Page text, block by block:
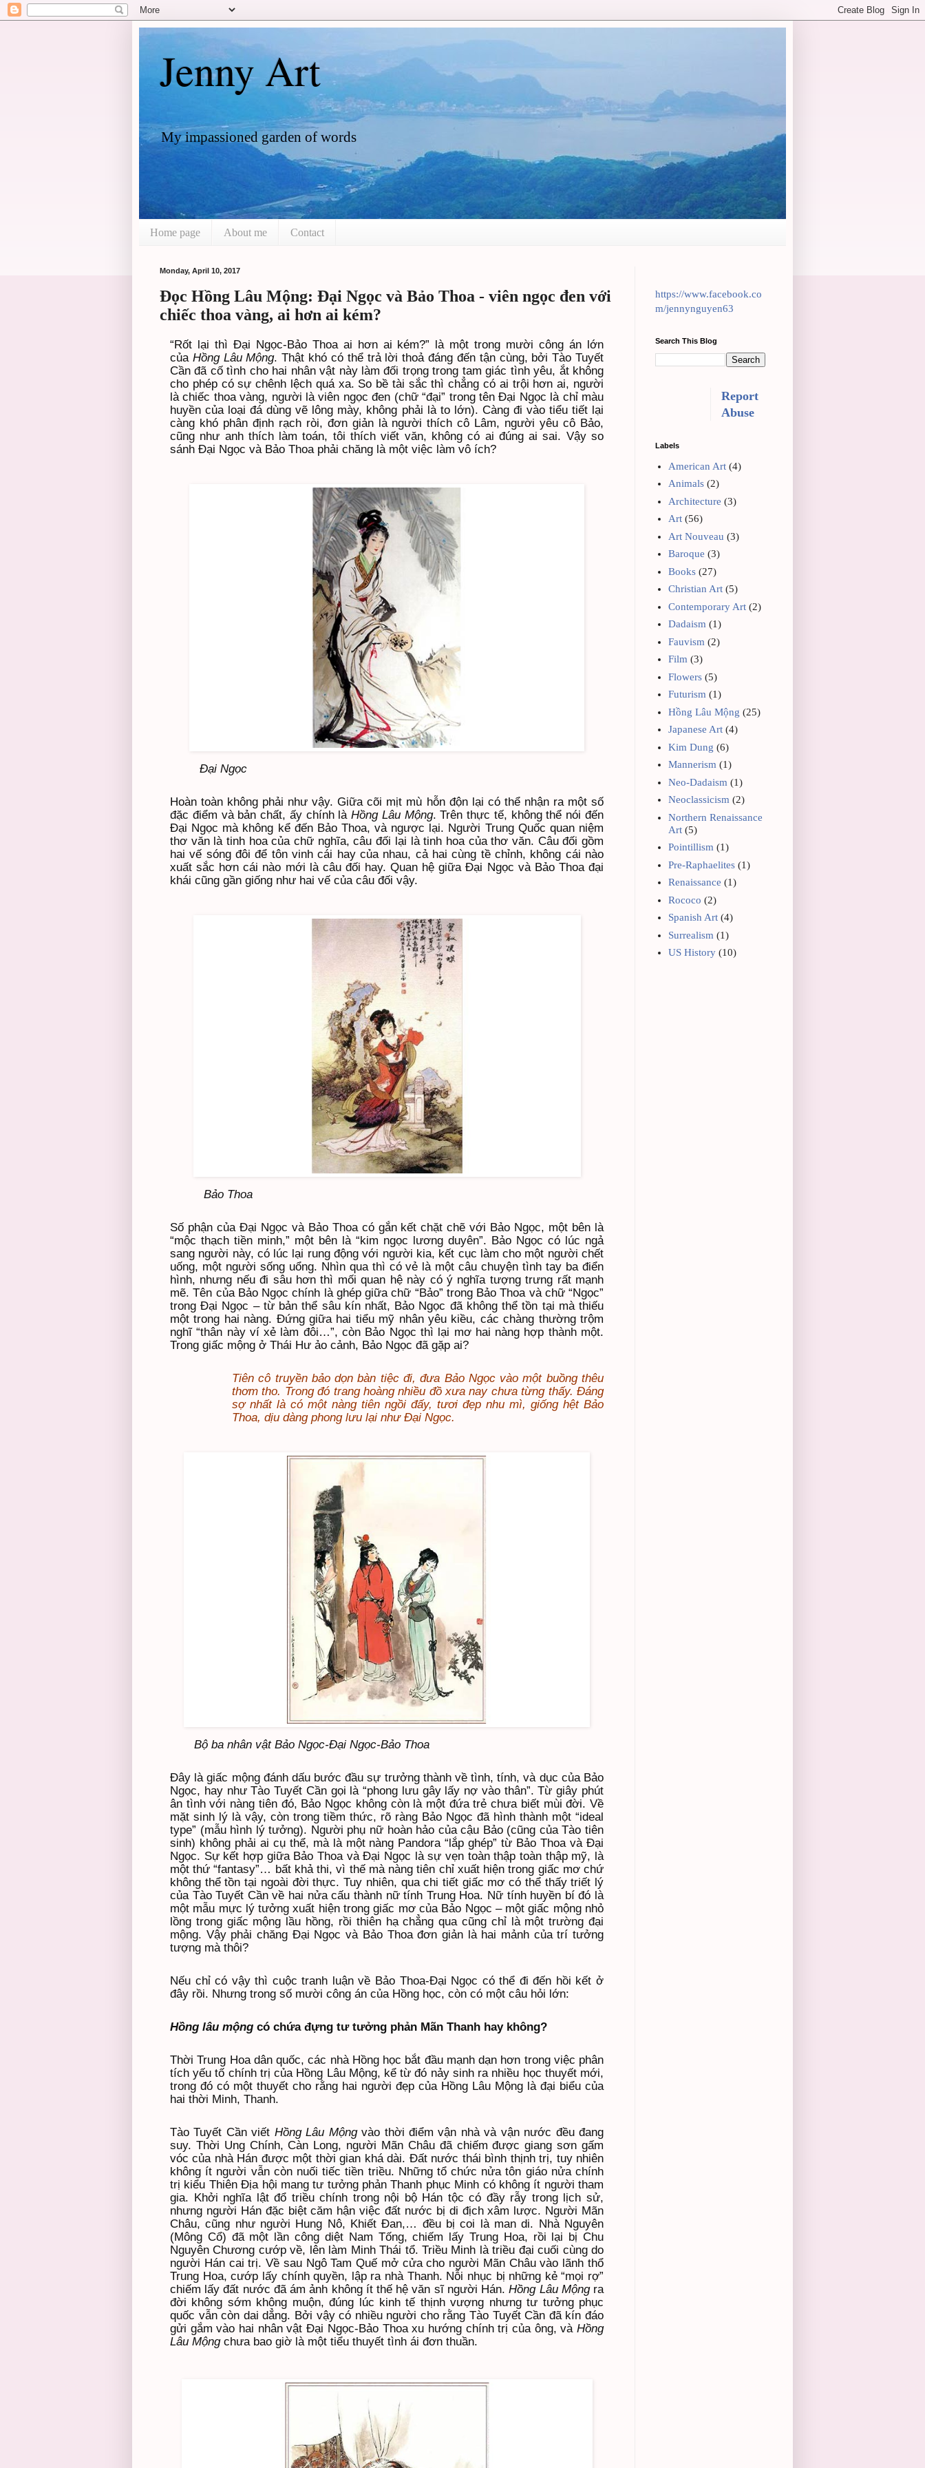
Jenny Art
My impassioned garden of words
Home page About me Contact
Monday, April 10, 2017
Đọc Hồng Lâu Mộng: Đại Ngọc và Bảo Thoa - viên ngọc đen với
chiếc thoa vàng, ai hơn ai kém?
“Rốt lại thì Đại Ngọc-Bảo Thoa ai hơn ai kém?” là một trong mười công án lớn
của Hồng Lâu Mộng. Thật khó có thể trả lời thoả đáng đến tận cùng, bởi Tào Tuyết
Cần đã cố tình cho hai nhân vật này làm đối trọng trong tam giác tình yêu, ắt không
cho phép có sự chênh lệch quá xa. So bề tài sắc thì chẳng có ai trội hơn ai, người
là chiếc thoa vàng, người là viên ngọc đen (chữ “đại” trong tên Đại Ngọc là chỉ màu
huyền của loại đá dùng vẽ lông mày, không phải là to lớn). Càng đi vào tiểu tiết lại
càng khó phân định rạch ròi, đơn giản là người thích cô Lâm, người yêu cô Bảo,
cũng như anh thích làm toán, tôi thích viết văn, không có ai đúng ai sai. Vậy so
sánh Đại Ngọc và Bảo Thoa phải chăng là một việc làm vô ích?
Đại Ngọc
Hoàn toàn không phải như vậy. Giữa cõi mịt mù hỗn độn lại có thể nhận ra một số
đặc điểm và bản chất, ấy chính làHồng Lâu Mộng. Trên thực tế, không thể nói đến
Đại Ngọc mà không kể đến Bảo Thoa, và ngược lại. Người Trung Quốc quan niệm
thơ văn là tinh hoa của chữ nghĩa, câu đối lại là tinh hoa của thơ văn. Câu đối gồm
hai vế sóng đôi để tôn vinh cái hay của nhau, cả hai cùng tề chỉnh, không cái nào
xuất sắc hơn cái nào mới là câu đối hay. Quan hệ giữa Đại Ngọc và Bảo Thoa đại
khái cũng gần giống như hai vế của câu đối vậy.
Bảo Thoa
Số phận của Đại Ngọc và Bảo Thoa có gắn kết chặt chẽ với Bảo Ngọc, một bên là
“mộc thạch tiền minh,” một bên là “kim ngọc lương duyên”. Bảo Ngọc có lúc ngả
sang người này, có lúc lại rung động với người kia, kết cục làm cho một người chết
uống, một người sống uổng. Nhìn qua thì có vẻ là một câu chuyện tình tay ba điển
hình, nhưng nếu đi sâu hơn thì mối quan hệ này có ý nghĩa tượng trưng rất mạnh
mẽ. Tên của Bảo Ngọc chính là ghép giữa chữ “Bảo” trong Bảo Thoa và chữ “Ngọc”
trong Đại Ngọc – từ bản thể sâu kín nhất, Bảo Ngọc đã không thể tồn tại mà thiếu
một trong hai nàng. Đứng giữa hai tiểu mỹ nhân yêu kiều, các chàng thường trộm
nghĩ “thân này ví xẻ làm đôi…”, còn Bảo Ngọc thì lại mơ hai nàng hợp thành một.
Trong giấc mộng ở Thái Hư ảo cảnh, Bảo Ngọc đã gặp ai?
Tiên cô truyền bảo dọn bàn tiệc đi, đưa Bảo Ngọc vào một buồng thêu
thơm tho. Trong đó trang hoàng nhiều đồ xưa nay chưa từng thấy. Đáng
sợ nhất là có một nàng tiên ngồi đấy, tươi đẹp nhu mì, giống hệt Bảo
Thoa, dịu dàng phong lưu lại như Đại Ngọc.
Bộ ba nhân vật Bảo Ngọc-Đại Ngọc-Bảo Thoa
Đây là giấc mộng đánh dấu bước đầu sự trưởng thành về tình, tính, và dục của Bảo
Ngọc, hay như Tào Tuyết Cần gọi là “phong lưu gây lấy nợ vào thân”. Từ giây phút
ân tình với nàng tiên đó, Bảo Ngọc không còn là một đứa trẻ chưa biết mùi đời. Về
mặt sinh lý là vậy, còn trong tiềm thức, rõ ràng Bảo Ngọc đã hình thành một “ideal
type” (mẫu hình lý tưởng). Người phụ nữ hoàn hảo của cậu Bảo (cũng của Tào tiên
sinh) không phải ai cụ thể, mà là một nàng Pandora “lắp ghép” từ Bảo Thoa và Đại
Ngọc. Sự kết hợp giữa Bảo Thoa và Đại Ngọc là sự vẹn toàn thập toàn thập mỹ, là
một thứ “fantasy”… bất khả thi, vì thế mà nàng tiên chỉ xuất hiện trong giấc mơ chứ
không thể tồn tại ngoài đời thực. Tuy nhiên, qua chi tiết giấc mơ có thể thấy triết lý
của Tào Tuyết Cần về hai nửa cấu thành nữ tính Trung Hoa. Nữ tính huyền bí đó là
một mẫu mực lý tưởng xuất hiện trong giấc mơ của Bảo Ngọc – một giấc mộng nhỏ
lồng trong giấc mộng lầu hồng, rồi thiên hạ chẳng qua cũng chỉ là một trường đại
mộng. Vậy phải chăng Đại Ngọc và Bảo Thoa đơn giản là hai mảnh của trí tưởng
tượng mà thôi?
Nếu chỉ có vậy thì cuộc tranh luận về Bảo Thoa-Đại Ngọc có thể đi đến hồi kết ở
đây rồi. Nhưng trong số mười công án của Hồng học, còn có một câu hỏi lớn:
Hồng lâu mộng có chứa đựng tư tưởng phản Mãn Thanh hay không?
Thời Trung Hoa dân quốc, các nhà Hồng học bắt đầu mạnh dạn hơn trong việc phân
tích yếu tố chính trị của Hồng Lâu Mộng, kể từ đó nảy sinh ra nhiều học thuyết mới,
trong đó có một thuyết cho rằng hai người đẹp của Hồng Lâu Mộng là đại biểu của
hai thời Minh, Thanh.
Tào Tuyết Cần viết Hồng Lâu Mộngvào thời điểm vận nhà và vận nước đều đang
suy. Thời Ung Chính, Càn Long, người Mãn Châu đã chiếm được giang sơn gấm
vóc của nhà Hán được một thời gian khá dài. Đất nước thái bình thịnh trị, tuy nhiên
không ít người vẫn còn nuối tiếc tiền triều. Những tổ chức nửa tôn giáo nửa chính
trị kiểu Thiên Địa hội mang tư tưởng phản Thanh phục Minh có không ít người tham
gia. Khởi nghĩa lật đổ triều chính trong nội bộ Hán tộc có đầy rẫy trong lịch sử,
nhưng người Hán đặc biệt căm hận việc đất nước bị di địch xâm lược. Người Mãn
Châu, cũng như người Hung Nô, Khiết Đan,… đều bị coi là man di. Nhà Nguyên
(Mông Cổ) đã một lần công diệt Nam Tống, chiếm lấy Trung Hoa, rồi lại bị Chu
Nguyên Chương cướp về, lên làm Minh Thái tổ. Triều Minh là triều đại cuối cùng do
người Hán cai trị. Về sau Ngô Tam Quế mở cửa cho người Mãn Châu vào lãnh thổ
Trung Hoa, cướp lấy chính quyền, lập ra nhà Thanh. Nỗi nhục bị những kẻ “mọi rợ”
chiếm lấy đất nước đã ám ảnh không ít thế hệ văn sĩ người Hán.Hồng Lâu Mộngra
đời không sớm không muộn, đúng lúc kinh tế thịnh vượng nhưng tư tưởng phục
quốc vẫn còn dai dẳng. Bởi vậy có nhiều người cho rằng Tào Tuyết Cần đã kín đáo
gửi gắm vào hai nhân vật Đại Ngọc-Bảo Thoa xu hướng chính trị của ông, và Hồng
Lâu Mộngchưa bao giờ là một tiểu thuyết tình ái đơn thuần.
https://www.facebook.co
m/jennynguyen63
Search This Blog
Report
Abuse
Labels
American Art (4)
Animals (2)
Architecture (3)
Art (56)
Art Nouveau (3)
Baroque (3)
Books (27)
Christian Art (5)
Contemporary Art (2)
Dadaism (1)
Fauvism (2)
Film (3)
Flowers (5)
Futurism (1)
Hồng Lâu Mộng (25)
Japanese Art (4)
Kim Dung (6)
Mannerism (1)
Neo-Dadaism (1)
Neoclassicism (2)
Northern Renaissance
Art (5)
Pointillism (1)
Pre-Raphaelites (1)
Renaissance (1)
Rococo (2)
Spanish Art (4)
Surrealism (1)
US History (10)